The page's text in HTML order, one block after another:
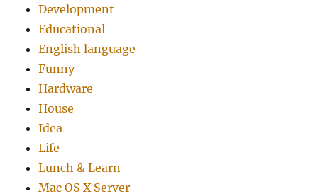
Development
Educational
English language
Funny
Hardware
House
Idea
Life
Lunch & Learn
Mac OS X Server